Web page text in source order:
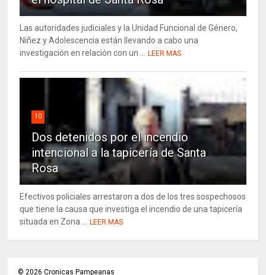
Las autoridades judiciales y la Unidad Funcional de Género,
Niñez y Adolescencia están llevando a cabo una
investigación en relación con un ...
LEER MAS
10
Dos detenidos por el incendio
intencional a la tapicería de Santa
Rosa
Efectivos policiales arrestaron a dos de los tres sospechosos
que tiene la causa que investiga el incendio de una tapicería
situada en Zona ...
LEER MAS
© 2026 Cronicas Pampeanas